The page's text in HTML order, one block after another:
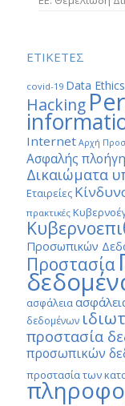
ΕΤΙΚΕΤΕΣ
covid-19 Data Ethics
Hacking
Internet Αρχή
Ασφαλής
Δικαιώματα
Εταιρείες
πρακτικές
Προσωπικών
Προστασία
ασφάλεια
δεδομένων
προστασία
προσωπικών
προστασία των